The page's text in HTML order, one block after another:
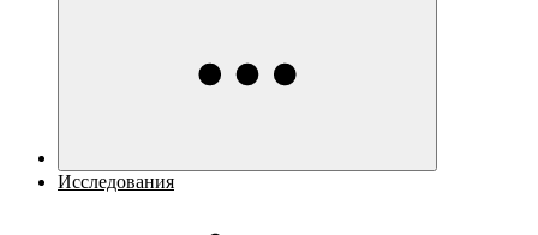
Исследования